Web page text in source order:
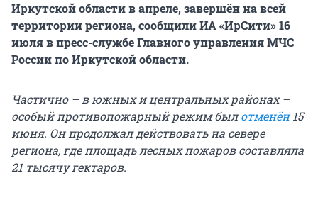
Иркутской области в апреле, завершён на всей
территории региона, сообщили ИА «ИрСити» 16
июля в пресс-службе Главного управления МЧС
России по Иркутской области.
Частично – в южных и центральных районах –
особый противопожарный режим былотменён15
июня. Он продолжал действовать на севере
региона, где площадь лесных пожаров составляла
21 тысячу гектаров.